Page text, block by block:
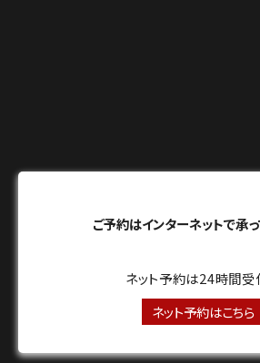
ご予約はインターネットで承
ネット予約は24時間受
ネット予約はこちら